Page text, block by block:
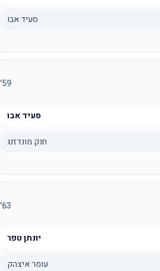
סעיד אבו
59
'
סעיד אבו
חנק מונדזנג
63
'
יונתן טפר
עומר איצהק